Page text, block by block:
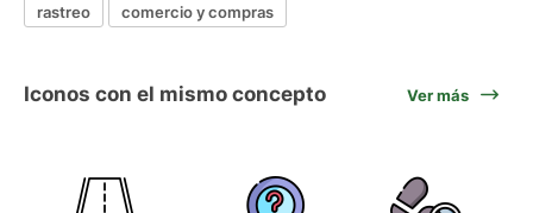
rastreo
comercio y compras
Iconos con el mismo concepto Ver más